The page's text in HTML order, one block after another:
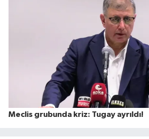
Meclis grubunda kriz: Tugay ayrıldı!